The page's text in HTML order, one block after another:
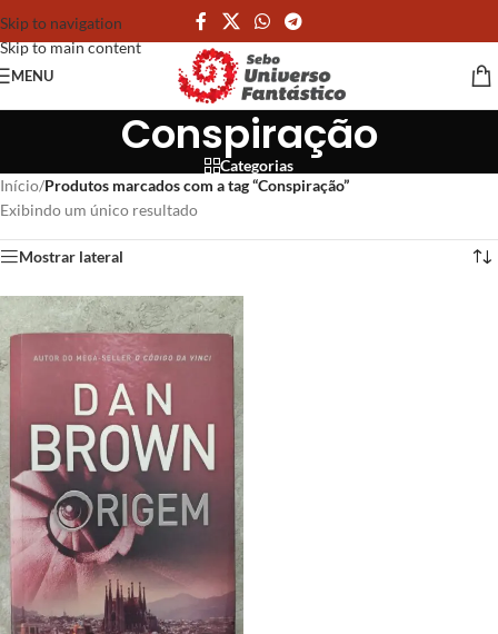
Skip to navigation
Skip to main content
MENU
Conspiração
Categorias
Início/Produtos marcados com a tag “Conspiração”
Exibindo um único resultado
Mostrar lateral